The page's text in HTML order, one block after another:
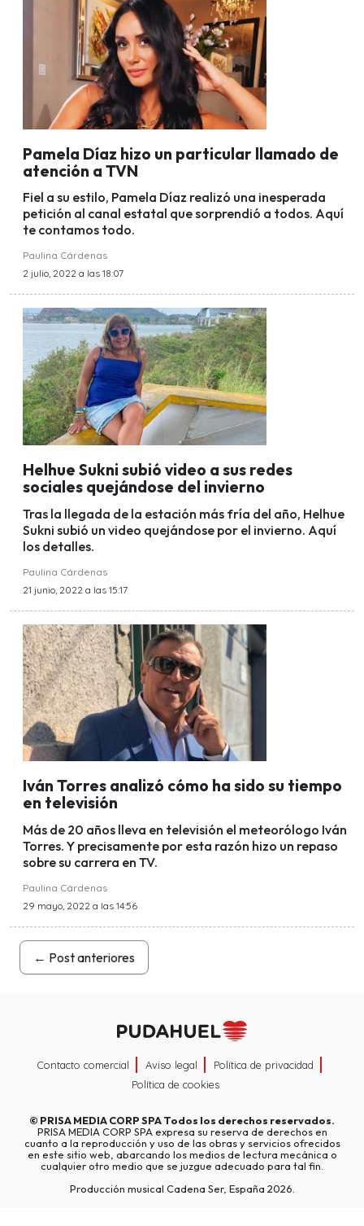
Pamela Díaz hizo un particular llamado de
atención a TVN
Fiel a su estilo, Pamela Díaz realizó una inesperada
petición al canal estatal que sorprendió a todos. Aquí
te contamos todo.
Paulina Cárdenas
2 julio, 2022 a las 18:07
Helhue Sukni subió video a sus redes
sociales quejándose del invierno
Tras la llegada de la estación más fría del año, Helhue
Sukni subió un video quejándose por el invierno. Aquí
los detalles.
Paulina Cárdenas
21 junio, 2022 a las 15:17
Iván Torres analizó cómo ha sido su tiempo
en televisión
Más de 20 años lleva en televisión el meteorólogo Iván
Torres. Y precisamente por esta razón hizo un repaso
sobre su carrera en TV.
Paulina Cárdenas
29 mayo, 2022 a las 14:56
← Post anteriores
Contacto comercial Aviso legal
Política de privacidad
Política de cookies
© PRISA MEDIA CORP SPATodos los derechos reservados.
PRISA MEDIA CORP SPA expresa su reserva de derechos en
cuanto a la reproducción y uso de las obras y servicios ofrecidos
en este sitio web, abarcando los medios de lectura mecánica o
cualquier otro medio que se juzgue adecuado para tal fin.
Producción musical Cadena Ser, España 2026.